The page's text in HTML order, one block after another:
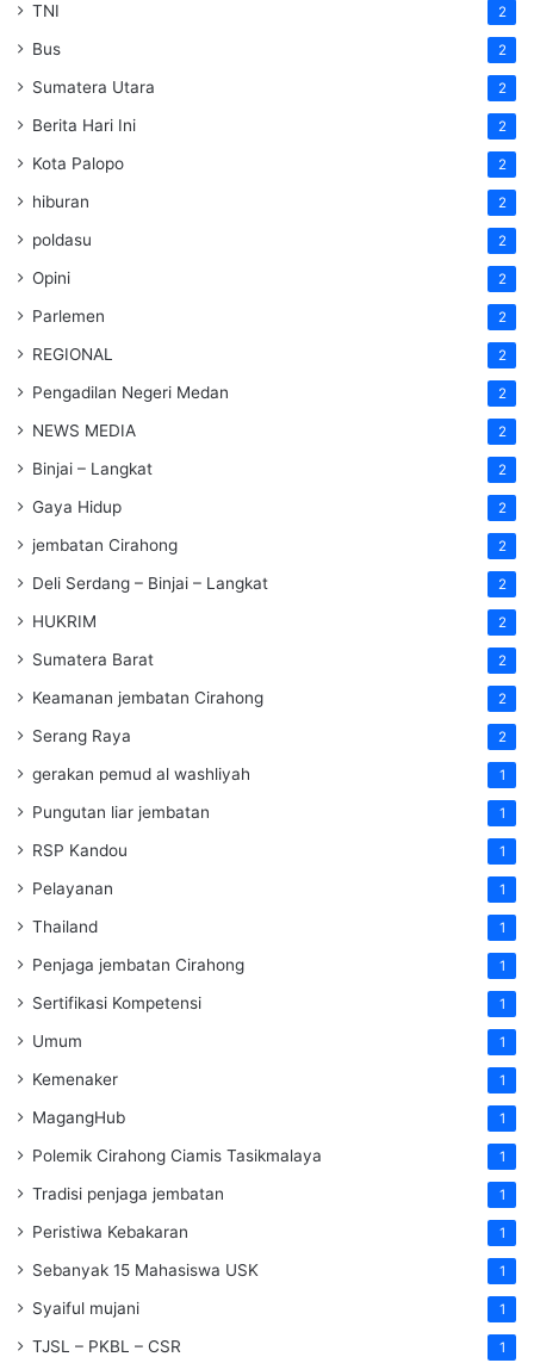
TNI 2
Bus 2
Sumatera Utara 2
Berita Hari Ini 2
Kota Palopo 2
hiburan 2
poldasu 2
Opini 2
Parlemen 2
REGIONAL 2
Pengadilan Negeri Medan 2
NEWS MEDIA 2
Binjai – Langkat 2
Gaya Hidup 2
jembatan Cirahong 2
Deli Serdang – Binjai – Langkat 2
HUKRIM 2
Sumatera Barat 2
Keamanan jembatan Cirahong 2
Serang Raya 2
gerakan pemud al washliyah 1
Pungutan liar jembatan 1
RSP Kandou 1
Pelayanan 1
Thailand 1
Penjaga jembatan Cirahong 1
Sertifikasi Kompetensi 1
Umum 1
Kemenaker 1
MagangHub 1
Polemik Cirahong Ciamis Tasikmalaya 1
Tradisi penjaga jembatan 1
Peristiwa Kebakaran 1
Sebanyak 15 Mahasiswa USK 1
Syaiful mujani 1
TJSL – PKBL – CSR 1